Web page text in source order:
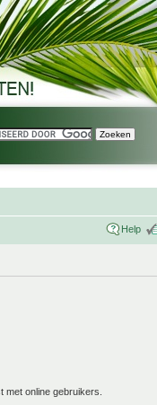
Help
met online gebruikers.